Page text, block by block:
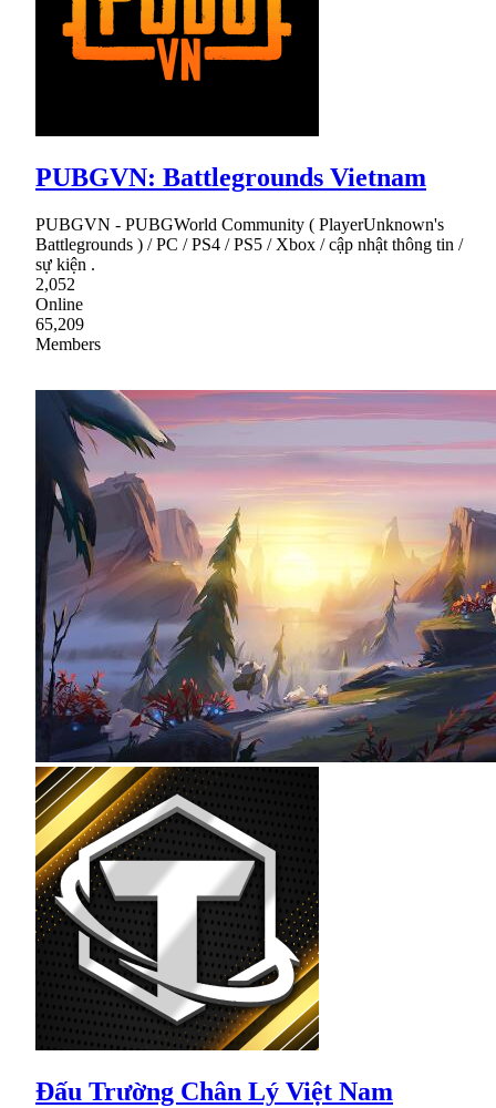
PUBGVN: Battlegrounds Vietnam
PUBGVN - PUBGWorld Community ( PlayerUnknown's
Battlegrounds ) / PC / PS4 / PS5 / Xbox / cập nhật thông tin /
sự kiện .
2,052
Online
65,209
Members
Đấu Trường Chân Lý Việt Nam